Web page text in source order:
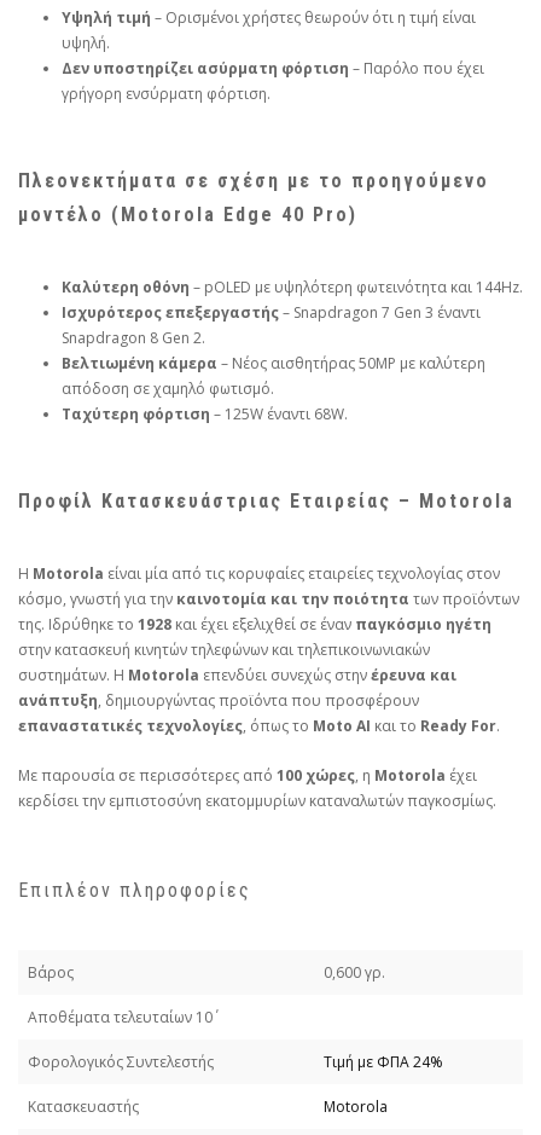
Υψηλή τιμή – Ορισμένοι χρήστες θεωρούν ότι η τιμή είναι
υψηλή.
Δεν υποστηρίζει ασύρματη φόρτιση – Παρόλο που έχει
γρήγορη ενσύρματη φόρτιση.
Πλεονεκτήματα σε σχέση με το προηγούμενο
μοντέλο (Motorola Edge 40 Pro)
Καλύτερη οθόνη – pOLED με υψηλότερη φωτεινότητα και 144Hz.
Ισχυρότερος επεξεργαστής– Snapdragon 7 Gen 3 έναντι
Snapdragon 8 Gen 2.
Βελτιωμένη κάμερα – Νέος αισθητήρας 50MP με καλύτερη
απόδοση σε χαμηλό φωτισμό.
Ταχύτερη φόρτιση – 125W έναντι 68W.
Προφίλ Κατασκευάστριας Εταιρείας – Motorola
Η Motorola είναι μία από τις κορυφαίες εταιρείες τεχνολογίας στον
κόσμο, γνωστή για την καινοτομία και την ποιότητα των προϊόντων
της. Ιδρύθηκε το 1928 και έχει εξελιχθεί σε έναν παγκόσμιο ηγέτη
στην κατασκευή κινητών τηλεφώνων και τηλεπικοινωνιακών
συστημάτων. Η Motorola επενδύει συνεχώς στηνέρευνα και
ανάπτυξη, δημιουργώντας προϊόντα που προσφέρουν
επαναστατικές τεχνολογίες, όπως το Moto AI και το Ready For.
Με παρουσία σε περισσότερες από 100 χώρες, η Motorola έχει
κερδίσει την εμπιστοσύνη εκατομμυρίων καταναλωτών παγκοσμίως.
Επιπλέον πληροφορίες
Βάρος 0,600 γρ.
Απoθέματα τελευταίων 10΄
Φορολογικός Συντελεστής Τιμή με ΦΠΑ 24%
Κατασκευαστής Motorola